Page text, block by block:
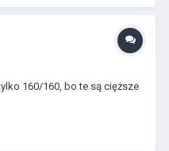
160/160, bo te są cięższe